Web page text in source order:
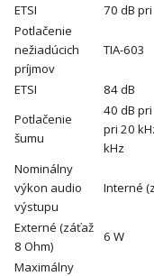
ETSI
70 dB
Potlačenie
nežiadúcich
príjmov
TIA-603
ETSI
84 dB
Potlačenie
šumu
40 dB
pri 20
kHz
Nominálny
výkon audio
výstupu
Interné
Externé (záťaž
8 Ohm)
6 W
Maximálny